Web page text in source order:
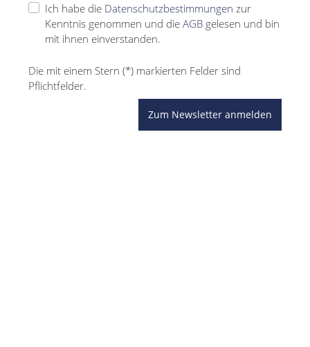
Ich habe die Datenschutzbestimmungen zur
Kenntnis genommen und die AGB gelesen und bin
mit ihnen einverstanden.
Die mit einem Stern (*) markierten Felder sind
Pflichtfelder.
Zum Newsletter anmelden